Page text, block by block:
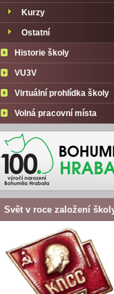
Kurzy
Ostatní
Historie školy
VU3V
Virtuální prohlídka školy
Volná pracovní místa
Svět v roce založení